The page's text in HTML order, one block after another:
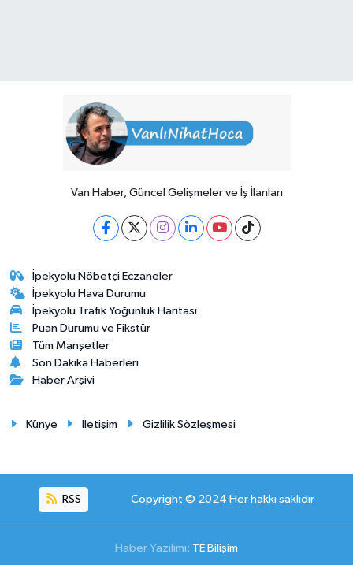
Van Haber, Güncel Gelişmeler ve İş İlanları
İpekyolu Nöbetçi Eczaneler
İpekyolu Hava Durumu
İpekyolu Trafik Yoğunluk Haritası
Puan Durumu ve Fikstür
Tüm Manşetler
Son Dakika Haberleri
Haber Arşivi
Künye İletişim Gizlilik Sözleşmesi
RSS Copyright © 2024 Her hakkı saklıdır
Haber Yazılımı: TE Bilişim